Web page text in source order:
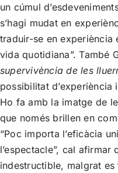
un cúmul
s’hagi mudat en
traduir-se en experiència
vida quotidiana”. També
supervivència de les
possibilitat d’experiència
Ho fa amb la imatge de
que només brillen en
“Poc importa l’eficàcia
l’espectacle”, cal afirmar
indestructible, malgrat